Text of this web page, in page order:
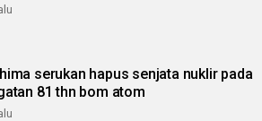
serukan hapus senjata nuklir pada
81 thn bom atom